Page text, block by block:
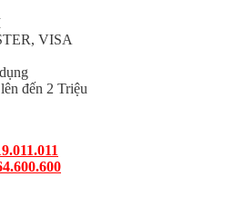
VISA
đến 2 Triệu